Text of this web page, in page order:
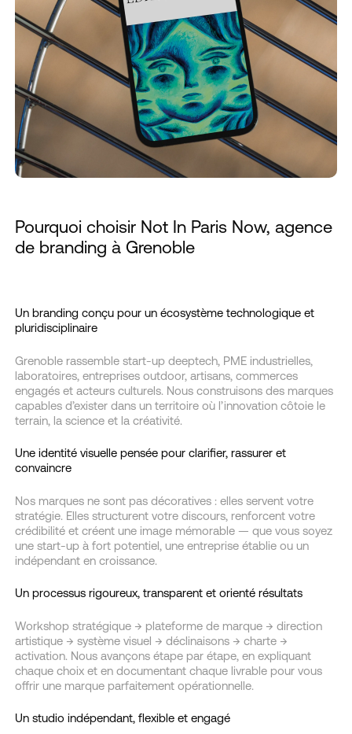
Pourquoi choisir Not In Paris Now, agence
de branding à Grenoble
Un branding conçu pour un écosystème technologique et
pluridisciplinaire
Grenoble rassemble start-up deeptech, PME industrielles,
laboratoires, entreprises outdoor, artisans, commerces
engagés et acteurs culturels. Nous construisons des marques
capables d’exister dans un territoire où l’innovation côtoie le
terrain, la science et la créativité.
Une identité visuelle pensée pour clarifier, rassurer et
convaincre
Nos marques ne sont pas décoratives : elles servent votre
stratégie. Elles structurent votre discours, renforcent votre
crédibilité et créent une image mémorable — que vous soyez
une start-up à fort potentiel, une entreprise établie ou un
indépendant en croissance.
Un processus rigoureux, transparent et orienté résultats
Workshop stratégique → plateforme de marque → direction
artistique → système visuel → déclinaisons → charte →
activation. Nous avançons étape par étape, en expliquant
chaque choix et en documentant chaque livrable pour vous
offrir une marque parfaitement opérationnelle.
Un studio indépendant, flexible et engagé